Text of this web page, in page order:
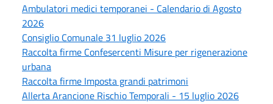
Ambulatori medici temporanei - Calendario di Agosto
2026
Consiglio Comunale 31 luglio 2026
Raccolta firme Confesercenti Misure per rigenerazione
urbana
Raccolta firme Imposta grandi patrimoni
Allerta Arancione Rischio Temporali - 15 luglio 2026